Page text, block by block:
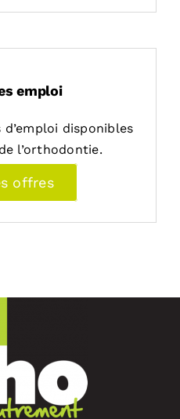
emploi
disponibles
l’orthodontie.
offres